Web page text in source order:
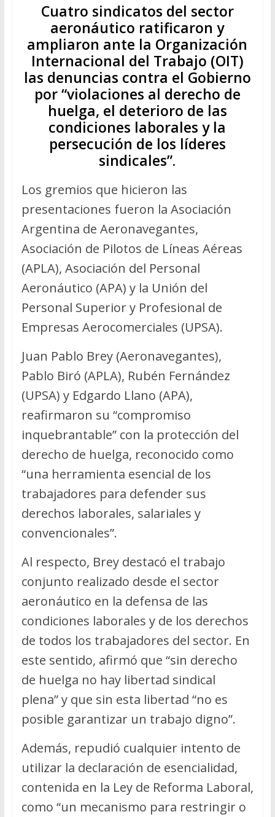
Cuatro sindicatos del sector
aeronáutico ratificaron y
ampliaron ante la Organización
Internacional del Trabajo (OIT)
las denuncias contra el Gobierno
por “violaciones al derecho de
huelga, el deterioro de las
condiciones laborales y la
persecución de los líderes
sindicales”.
Los gremios que hicieron las
presentaciones fueron la Asociación
Argentina de Aeronavegantes,
Asociación de Pilotos de Líneas Aéreas
(APLA), Asociación del Personal
Aeronáutico (APA) y la Unión del
Personal Superior y Profesional de
Empresas Aerocomerciales (UPSA).
Juan Pablo Brey (Aeronavegantes),
Pablo Biró (APLA), Rubén Fernández
(UPSA) y Edgardo Llano (APA),
reafirmaron su “compromiso
inquebrantable” con la protección del
derecho de huelga, reconocido como
“una herramienta esencial de los
trabajadores para defender sus
derechos laborales, salariales y
convencionales”.
Al respecto, Brey destacó el trabajo
conjunto realizado desde el sector
aeronáutico en la defensa de las
condiciones laborales y de los derechos
de todos los trabajadores del sector. En
este sentido, afirmó que “sin derecho
de huelga no hay libertad sindical
plena” y que sin esta libertad “no es
posible garantizar un trabajo digno”.
Además, repudió cualquier intento de
utilizar la declaración de esencialidad,
contenida en la Ley de Reforma Laboral,
como “un mecanismo para restringir o